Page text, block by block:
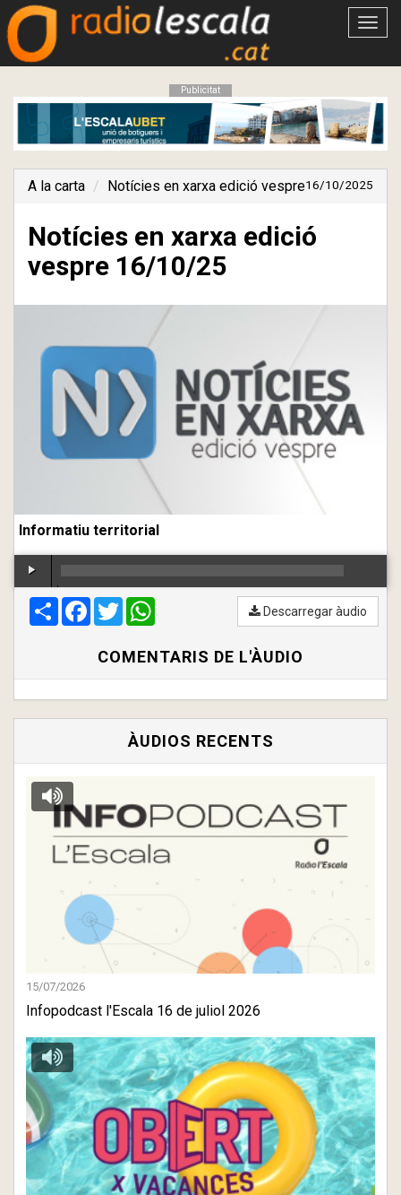
Obrir
Publicitat
A la carta Notícies en xarxa edició vespre16/10/2025
Notícies en xarxa edició
vespre 16/10/25
Informatiu territorial
00:00/ 00:00
CompartirFacebook
Twitter Descarregar àudio
COMENTARIS DE L'ÀUDIO
ÀUDIOS RECENTS
15/07/2026
Infopodcast l'Escala 16 de juliol 2026